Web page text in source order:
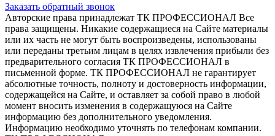
Заказать обратный звонок
Авторские права принадлежат ТК ПРОФЕССИОНАЛ Все
права защищены. Никакие содержащиеся на Сайте материалы
или их часть не могут быть воспроизведены, использованы
или переданы третьим лицам в целях извлечения прибыли без
предварительного согласия ТК ПРОФЕССИОНАЛ в
письменной форме. ТК ПРОФЕССИОНАЛ не гарантирует
абсолютные точность, полноту и достоверность информации,
содержащейся на Сайте, и оставляет за собой право в любой
момент вносить изменения в содержащуюся на Сайте
информацию без дополнительного уведомления.
Информацию необходимо уточнять по телефонам компании.